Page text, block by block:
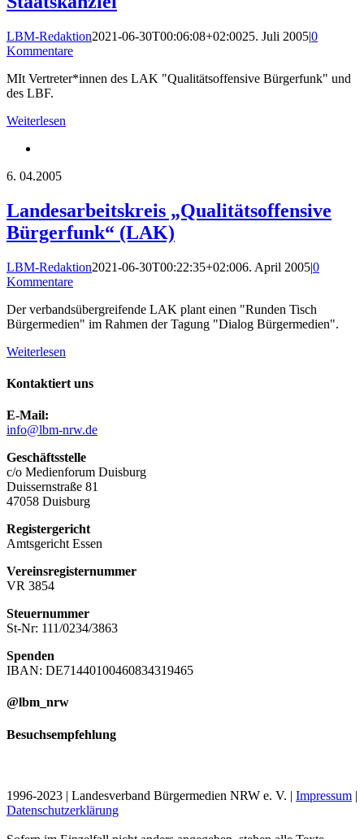
LBM-Redaktion2021-06-30T00:06:08+02:0025. Juli 2005|0
Kommentare
MIt Vertreter*innen des LAK "Qualitätsoffensive Bürgerfunk" und
des LBF.
Weiterlesen
6. 04.2005
Landesarbeitskreis „Qualitätsoffensive
Bürgerfunk“ (LAK)
LBM-Redaktion2021-06-30T00:22:35+02:006. April 2005|0
Kommentare
Der verbandsübergreifende LAK plant einen "Runden Tisch
Bürgermedien" im Rahmen der Tagung "Dialog Bürgermedien".
Weiterlesen
Kontaktiert uns
E-Mail:
info@lbm-nrw.de
Geschäftsstelle
c/o Medienforum Duisburg
Duissernstraße 81
47058 Duisburg
Registergericht
Amtsgericht Essen
Vereinsregisternummer
VR 3854
Steuernummer
St-Nr: 111/0234/3863
Spenden
IBAN: DE71440100460834319465
@lbm_nrw
Besuchsempfehlung
1996-2023 | Landesverband Bürgermedien NRW e. V. | Impressum |
Datenschutzerklärung